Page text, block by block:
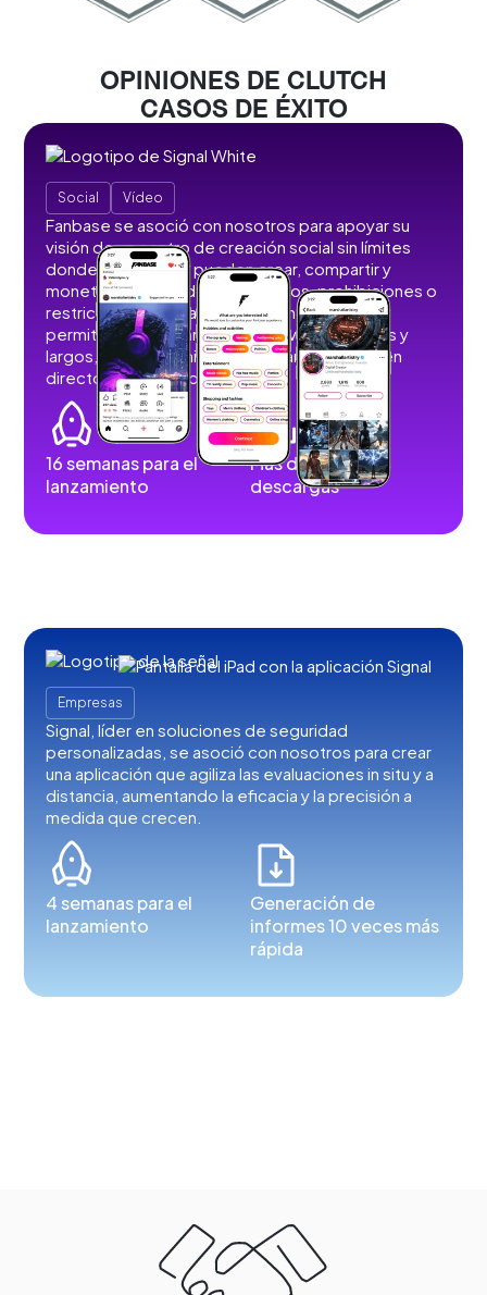
OPINIONES DE CLUTCH
CASOS DE ÉXITO
Social Vídeo
Fanbase se asoció con nosotros para apoyar su
visión de un centro de creación social sin límites
donde los usuarios pueden crear, compartir y
monetizar contenidos sin anuncios, prohibiciones o
restricciones. Desarrollamos funciones que
permiten a los usuarios publicar vídeos cortos y
largos, imágenes, historias, retransmisiones en
directo y contenidos de audio.
16 semanas para el
lanzamiento
Más de 100.000
descargas
Empresas
Signal, líder en soluciones de seguridad
personalizadas, se asoció con nosotros para crear
una aplicación que agiliza las evaluaciones in situ y a
distancia, aumentando la eficacia y la precisión a
medida que crecen.
4 semanas para el
lanzamiento
Generación de
informes 10 veces más
rápida